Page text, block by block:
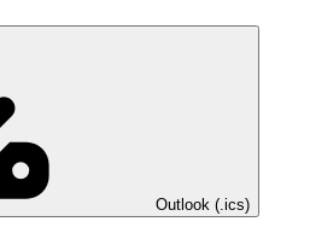
Outlook (.ics)